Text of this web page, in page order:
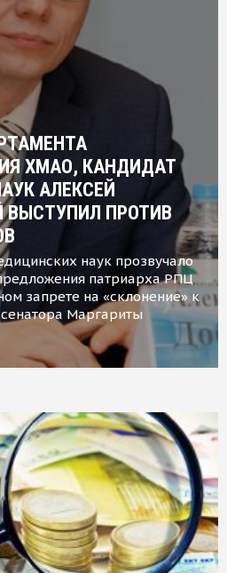
ХМАО, КАНДИДАТ
АЛЕКСЕЙ
ВЫСТУПИЛ ПРОТИВ
наук прозвучало
патриарха РПЦ
запрете на «склонение» к
Маргариты